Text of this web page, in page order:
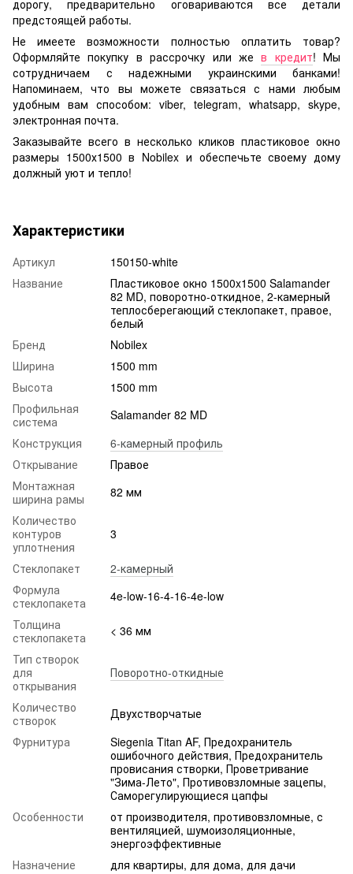
дорогу, предварительно оговариваются все детали
предстоящей работы.
Не имеете возможности полностью оплатить товар?
Оформляйте покупку в рассрочку или жев кредит! Мы
сотрудничаем с надежными украинскими банками!
Напоминаем, что вы можете связаться с нами любым
удобным вам способом: viber, telegram, whatsapp, skype,
электронная почта.
Заказывайте всего в несколько кликов пластиковое окно
размеры 1500х1500 в Nobilex и обеспечьте своему дому
должный уют и тепло!
Характеристики
Артикул
150150-white
Название
Пластиковое окно 1500x1500 Salamander
82 MD, поворотно-откидное, 2-камерный
теплосберегающий стеклопакет, правое,
белый
Бренд
Nobilex
Ширина
1500 mm
Высота
1500 mm
Профильная
система
Salamander 82 MD
Конструкция
6-камерный профиль
Открывание
Правое
Монтажная
ширина рамы
82 мм
Количество
контуров
уплотнения
3
Стеклопакет
2-камерный
Формула
стеклопакета
4e-low-16-4-16-4e-low
Толщина
стеклопакета
< 36 мм
Тип створок
для
открывания
Поворотно-откидные
Количество
створок
Двухстворчатые
Фурнитура
Siegenia Titan AF, Предохранитель
ошибочного действия, Предохранитель
провисания створки, Проветривание
"Зима-Лето", Противовзломные зацепы,
Саморегулирующиеся цапфы
Особенности
от производителя, противовзломные, с
вентиляцией, шумоизоляционные,
энергоэффективные
Назначение
для квартиры, для дома, для дачи